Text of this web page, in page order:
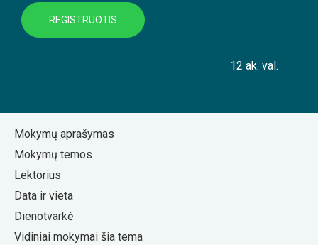
REGISTRUOTIS
12 ak. val.
Mokymų aprašymas
Mokymų temos
Lektorius
Data ir vieta
Dienotvarkė
Vidiniai mokymai šia tema